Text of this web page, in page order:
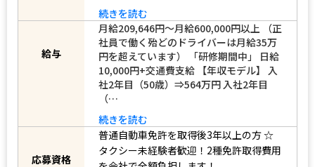
続きを読む
給与
月給209,646円～月給600,000円以上 （正
社員で働く殆どのドライバーは月給35万
円を超えています） 「研修期間中」 日給
10,000円+交通費支給 【年収モデル】 入
社2年目（50歳）⇒564万円 入社2年目
（…
続きを読む
応募資格
普通自動車免許を取得後3年以上の方☆
タクシー未経験者歓迎！2種免許取得費用